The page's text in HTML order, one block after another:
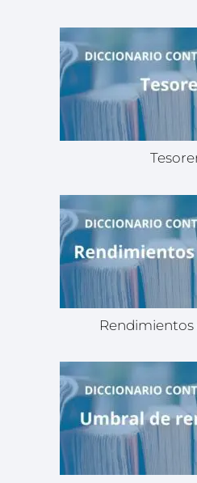
Rendimientos